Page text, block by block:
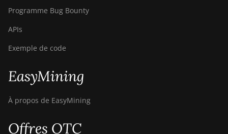
Canaan AvalonMiner 1066
Canaan Creative Avalon 1126
Canaan Creative Avalon 1146
Programme Bug Bounty
APIs
Exemple de code
EasyMining
À propos de EasyMining
Offres OTC